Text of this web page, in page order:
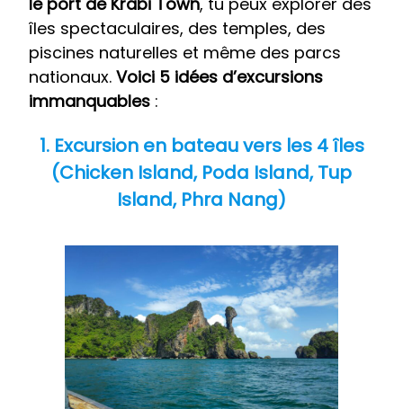
îles spectaculaires, des temples, des
piscines naturelles et même des parcs
nationaux. Voici 5 idées d’excursions
immanquables :
1. Excursion en bateau vers les 4 îles
(Chicken Island, Poda Island, Tup
Island, Phra Nang)